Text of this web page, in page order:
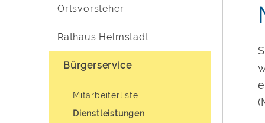
Ortsvorsteher
Rathaus Helmstadt
Bürgerservice
Mitarbeiterliste
Dienstleistungen